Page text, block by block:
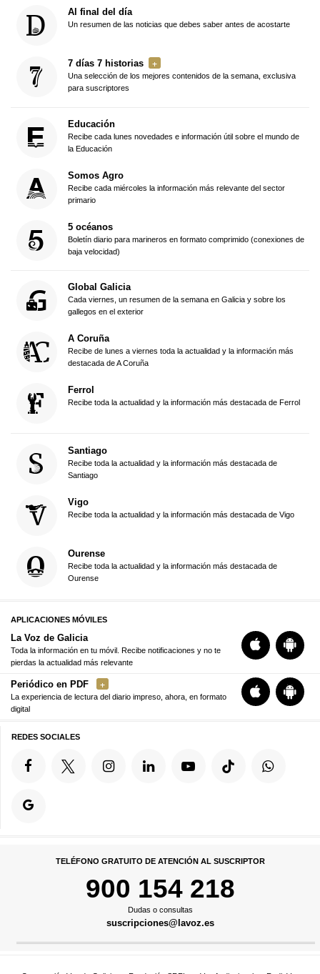
Al final del día
Un resumen de las noticias que debes saber antes de acostarte
7 días 7 historias
Una selección de los mejores contenidos de la semana, exclusiva
para suscriptores
Educación
Recibe cada lunes novedades e información útil sobre el mundo de
la Educación
Somos Agro
Recibe cada miércoles la información más relevante del sector
primario
5 océanos
Boletín diario para marineros en formato comprimido (conexiones de
baja velocidad)
Global Galicia
Cada viernes, un resumen de la semana en Galicia y sobre los
gallegos en el exterior
A Coruña
Recibe de lunes a viernes toda la actualidad y la información más
destacada de A Coruña
Ferrol
Recibe toda la actualidad y la información más destacada de Ferrol
Santiago
Recibe toda la actualidad y la información más destacada de
Santiago
Vigo
Recibe toda la actualidad y la información más destacada de Vigo
Ourense
Recibe toda la actualidad y la información más destacada de
Ourense
APLICACIONES MÓVILES
La Voz de Galicia
Toda la información en tu móvil. Recibe notificaciones y no te
pierdas la actualidad más relevante
Periódico en PDF
La experiencia de lectura del diario impreso, ahora, en formato
digital
REDES SOCIALES
TELÉFONO GRATUITO DE ATENCIÓN AL SUSCRIPTOR
900 154 218
Dudas o consultas
suscripciones@lavoz.es